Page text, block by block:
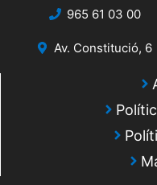
965 61 03 00
Av. Constitució, 6